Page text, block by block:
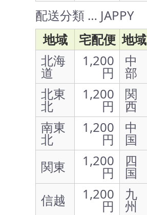
配送分類 … JAPPY
地域
宅配便 地域
北海
道
1,200
円
中
部
北東
北
1,200
円
関
西
南東
北
1,200
円
中
国
関東
1,200
円
四
国
信越
1,200
円
九
州